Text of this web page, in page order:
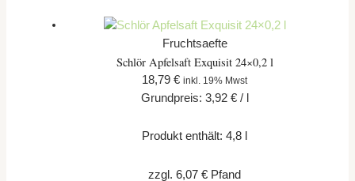
Fruchtsaefte
Schlör Apfelsaft Exquisit 24×0,2 l
18,79€ inkl. 19% Mwst
Grundpreis: 3,92 €/
Produkt enthält: 4,8
zzgl.6,07€ Pfand